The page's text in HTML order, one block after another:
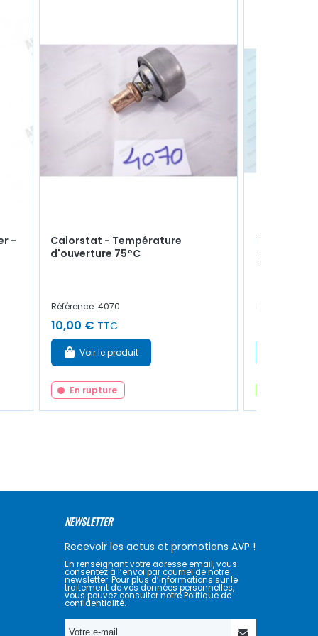
-
Calorstat - Température
d'ouverture 75°C
Référence: 4070
10,00 € TTC
Voir le produit
En rupture
Maitre
3 sorties en
7701348206
Référence:
NEWSLETTER
Recevoir les actus et promotions AVP !
En renseignant votre adresse email, vous
consentez à l’envoi par courriel de notre
newsletter. Pour plus d’informations sur le
traitement de vos données personnelles,
vous pouvez consulter notre Politique de
confidentialité.